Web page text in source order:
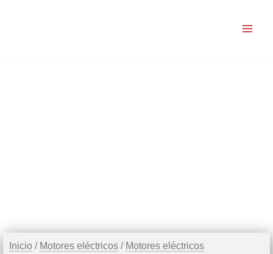
Inicio / Motores eléctricos / Motores eléctricos